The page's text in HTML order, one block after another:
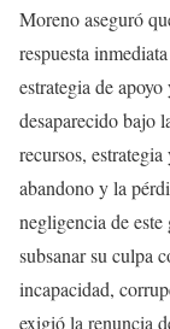
Moreno aseguró
respuesta
estrategia de
desaparecido bajo
recursos,
abandono y la
negligencia de
subsanar su culpa
incapacidad,
exigió la renuncia